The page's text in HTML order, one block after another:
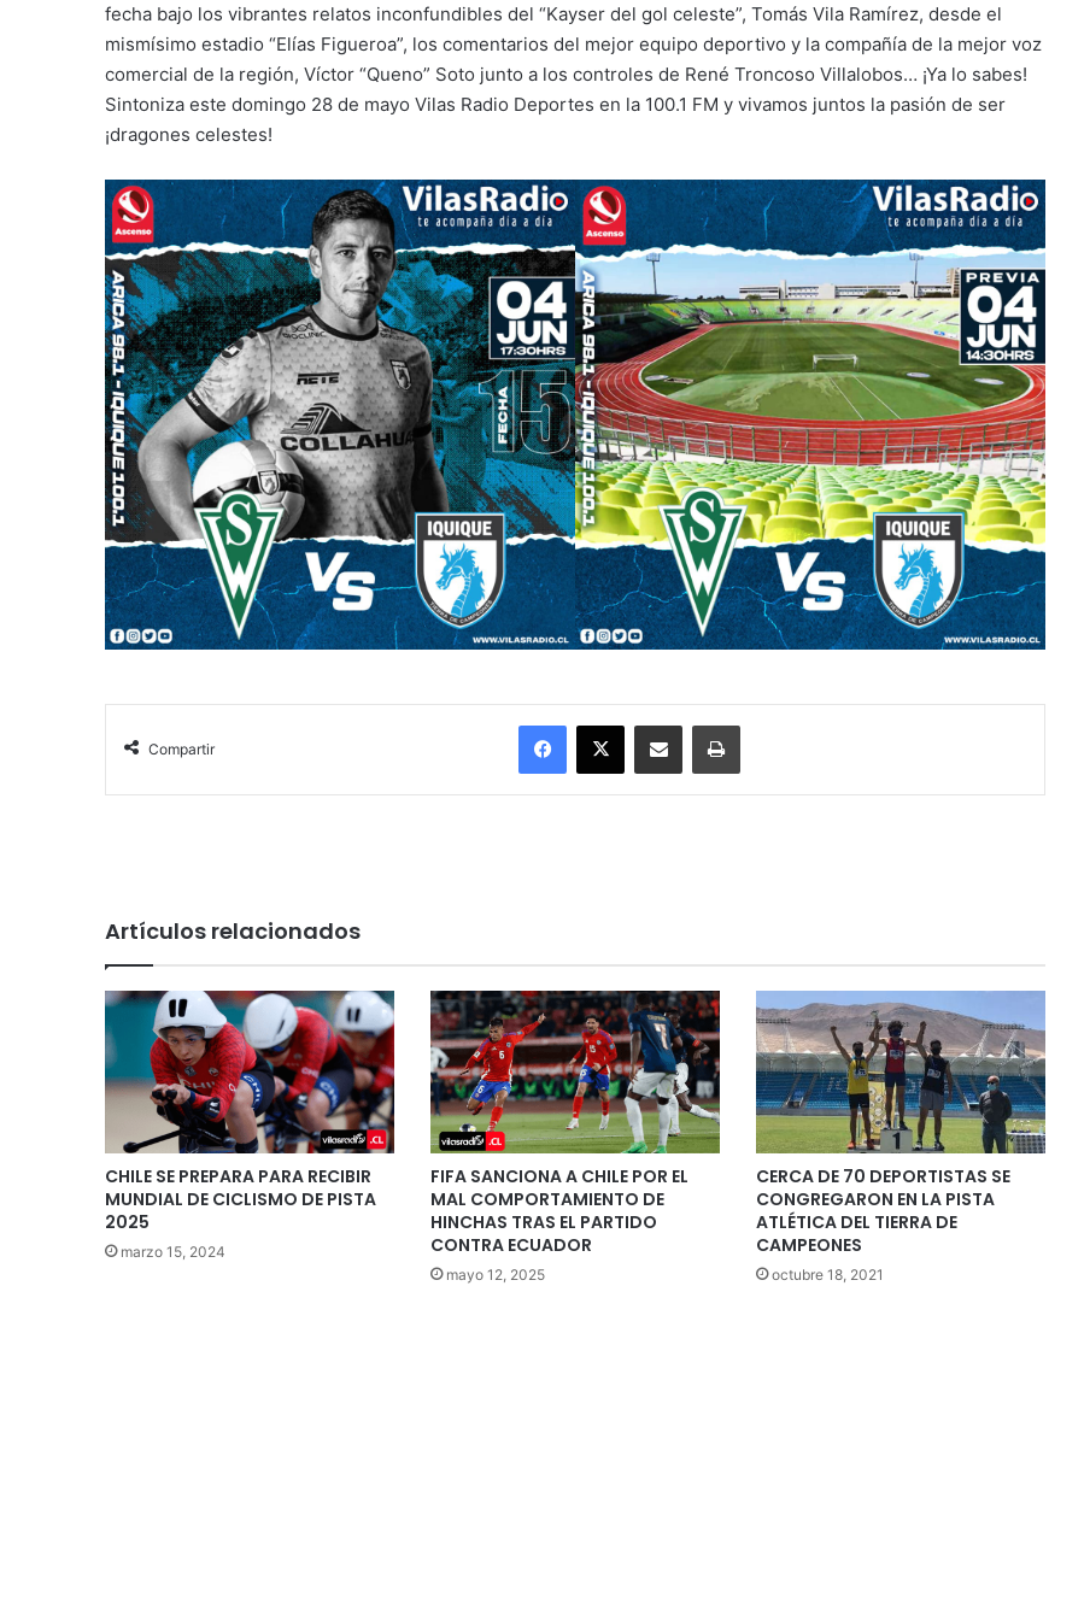
fecha bajo los vibrantes relatos inconfundibles del “Kayser del gol celeste”, Tomás Vila Ramírez, desde el
mismísimo estadio “Elías Figueroa”, los comentarios del mejor equipo deportivo y la compañía de la mejor voz
comercial de la región, Víctor “Queno” Soto junto a los controles de René Troncoso Villalobos… ¡Ya lo sabes!
Sintoniza este domingo 28 de mayo Vilas Radio Deportes en la 100.1 FM y vivamos juntos la pasión de ser
¡dragones celestes!
Compartir
Facebook
X Enviar vía email Imprimir
Artículos relacionados
CHILE SE PREPARA PARA RECIBIR
MUNDIAL DE CICLISMO DE PISTA
2025
marzo 15, 2024
FIFA SANCIONA A CHILE POR EL
MAL COMPORTAMIENTO DE
HINCHAS TRAS EL PARTIDO
CONTRA ECUADOR
mayo 12, 2025
CERCA DE 70 DEPORTISTAS SE
CONGREGARON EN LA PISTA
ATLÉTICA DEL TIERRA DE
CAMPEONES
octubre 18, 2021